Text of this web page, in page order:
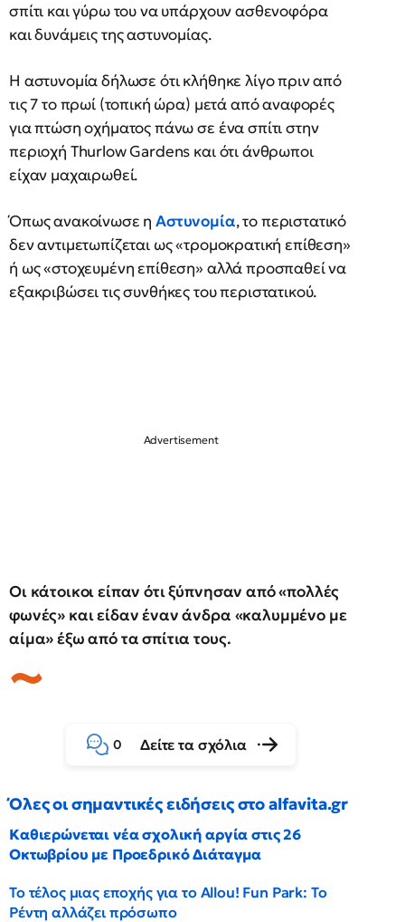
σπίτι και γύρω του να υπάρχουν ασθενοφόρα
και δυνάμεις της αστυνομίας.
Η αστυνομία δήλωσε ότι κλήθηκε λίγο πριν από
τις 7 το πρωί (τοπική ώρα) μετά από αναφορές
για πτώση οχήματος πάνω σε ένα σπίτι στην
περιοχή Thurlow Gardens και ότι άνθρωποι
είχαν μαχαιρωθεί.
Όπως ανακοίνωσε ηΑστυνομία, το περιστατικό
δεν αντιμετωπίζεται ως «τρομοκρατική επίθεση»
ή ως «στοχευμένη επίθεση» αλλά προσπαθεί να
εξακριβώσει τις συνθήκες του περιστατικού.
Οι κάτοικοι είπαν ότι ξύπνησαν από «πολλές
φωνές» και είδαν έναν άνδρα «καλυμμένο με
αίμα» έξω από τα σπίτια τους.
0 Δείτε τα σχόλια
Όλες οι σημαντικές ειδήσεις στο alfavita.gr
Καθιερώνεται νέα σχολική αργία στις 26
Οκτωβρίου με Προεδρικό Διάταγμα
Το τέλος μιας εποχής για το Allou! Fun Park: Το
Ρέντη αλλάζει πρόσωπο